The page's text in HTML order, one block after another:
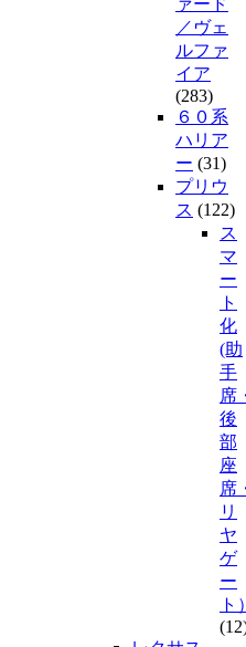
ァード
／ヴェ
ルファ
イア
(283)
６０系
ハリア
ー (31)
プリウ
ス (122)
ス
マ
ー
ト
化
(助
手
席
後
部
座
席
リ
ヤ
ゲ
ー
ト